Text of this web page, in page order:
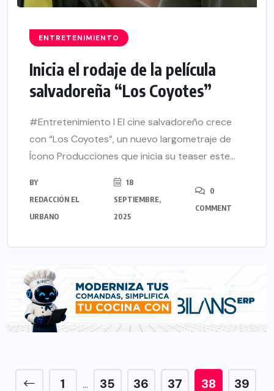
ENTRETENIMIENTO
Inicia el rodaje de la película
salvadoreña “Los Coyotes”
#Entretenimiento l El cine salvadoreño crece
con “Los Coyotes”, un nuevo largometraje de
Ícono Producciones que inicia su teaser este...
BY
REDACCIÓN EL
URBANO
18
SEPTIEMBRE,
2025
0
COMMENT
1 … 35 36 37 38 39